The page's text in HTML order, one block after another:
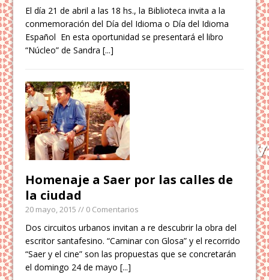
El día 21 de abril a las 18 hs., la Biblioteca invita a la
conmemoración del Día del Idioma o Día del Idioma
Español En esta oportunidad se presentará el libro
“Núcleo” de Sandra[...]
Homenaje a Saer por las calles de
la ciudad
20 mayo, 2015 // 0 Comentarios
Dos circuitos urbanos invitan a re descubrir la obra del
escritor santafesino. “Caminar con Glosa” y el recorrido
“Saer y el cine” son las propuestas que se concretarán
el domingo 24 de mayo[...]